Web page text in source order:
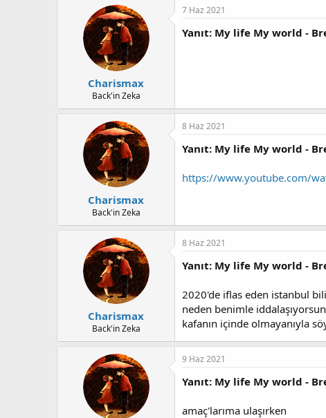
Charismax
Back'in Zeka
7 Haz 2021
Yanıt: My life My world -
Charismax
Back'in Zeka
8 Haz 2021
Yanıt: My life My world -
https://www.youtube.com/
Charismax
Back'in Zeka
8 Haz 2021
Yanıt: My life My world -
2020'de iflas eden istanbul
neden benimle
kafanın içinde olmayanıyla
9 Haz 2021
Yanıt: My life My world -
amaç'larıma ulaşırken